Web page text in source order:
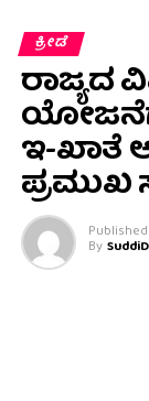
ಕ್ರೀಡೆ
ರಾಜ್ಯದ
ಇ-ಖಾತೆ
‌ಪ್ರಮುಖ
Published
By